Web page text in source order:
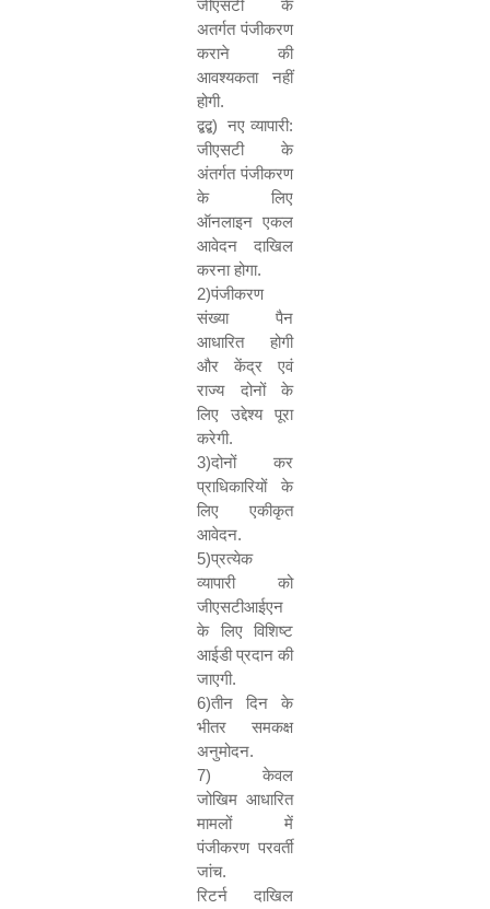
जीएसटी के
अतर्गत पंजीकरण
कराने की
आवश्यकता नहीं
होगी.
द्बद्ब) नए व्यापारी:
जीएसटी के
अंतर्गत पंजीकरण
के लिए
ऑनलाइन एकल
आवेदन दाखिल
करना होगा.
2)पंजीकरण
संख्या पैन
आधारित होगी
और केंद्र एवं
राज्य दोनों के
लिए उद्देश्य पूरा
करेगी.
3)दोनों कर
प्राधिकारियों के
लिए एकीकृत
आवेदन.
5)प्रत्येक
व्यापारी को
जीएसटीआईएन
के लिए विशिष्ट
आईडी प्रदान की
जाएगी.
6)तीन दिन के
भीतर समकक्ष
अनुमोदन.
7) केवल
जोखिम आधारित
मामलों में
पंजीकरण परवर्ती
जांच.
रिटर्न दाखिल